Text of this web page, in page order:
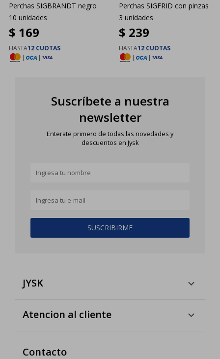
Perchas SIGBRANDT negro
10 unidades
$ 169
HASTA12 CUOTAS
|
|
Perchas SIGFRID con pinzas
3 unidades
$ 239
HASTA12 CUOTAS
|
|
Suscríbete a nuestra
newsletter
Enterate primero de todas las novedades y
descuentos en Jysk
SUSCRIBIRME
JYSK
Atencion al cliente
Contacto